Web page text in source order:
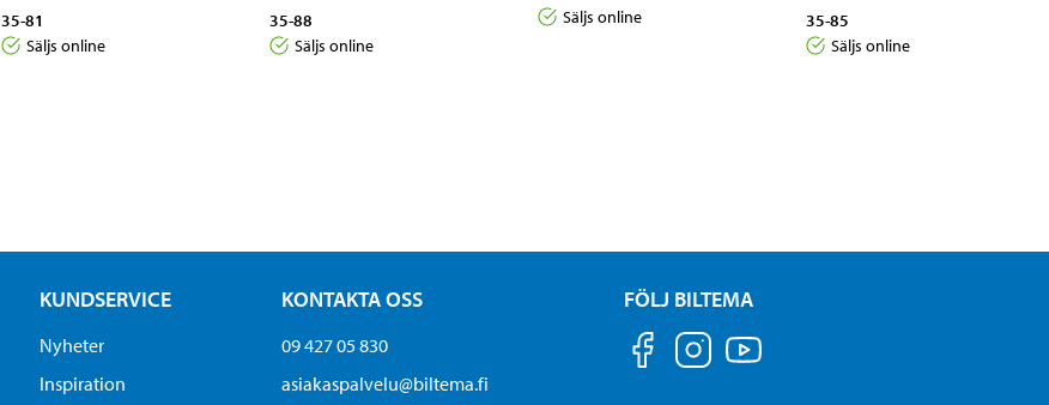
35-81
Säljs online
35-88
Säljs online
Säljs online
35-85
Säljs online
KUNDSERVICE
Nyheter
Inspiration
KONTAKTA OSS
09 427 05 830
asiakaspalvelu@biltema.fi
FÖLJ BILTEMA